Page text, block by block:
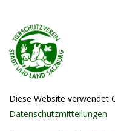
Diese Website verwendet
Datenschutzmitteilungen